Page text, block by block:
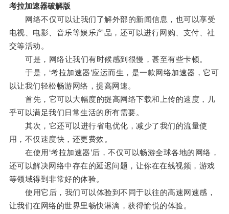
考拉加速器破解版
网络不仅可以让我们了解外部的新闻信息，也可以享受
电视、电影、音乐等娱乐产品，还可以进行网购、支付、社
交等活动。
可是，网络让我们有时候感到很慢，甚至有些卡顿。
于是，‘考拉加速器’应运而生，是一款网络加速器，它可
以让我们轻松畅游网络，提高网速。
首先，它可以大幅度的提高网络下载和上传的速度，几
乎可以满足我们日常生活的所有需要。
其次，它还可以进行省电优化，减少了我们的流量使
用，不仅速度快，还更费效。
在使用‘考拉加速器’后，不仅可以畅游全球各地的网络，
还可以解决网络中存在的延迟问题，让你在在线视频，游戏
等领域得到非常好的体验。
使用它后，我们可以体验到不同于以往的高速网速感，
让我们在网络的世界里畅快淋漓，获得愉悦的体验。